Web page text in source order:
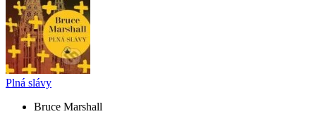
Plná slávy
Bruce Marshall